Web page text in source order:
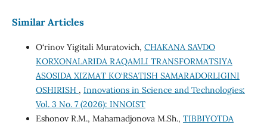
Similar Articles
O‘rinov Yigitali Muratovich, CHAKANA SAVDO
KORXONALARIDA RAQAMLI TRANSFORMATSIYA
ASOSIDA XIZMAT KO‘RSATISH SAMARADORLIGINI
OSHIRISH , Innovations in Science and Technologies:
Vol. 3 No. 7 (2026): INNOIST
Eshonov R.M., Mahamadjonova M.Sh., TIBBIYOTDA